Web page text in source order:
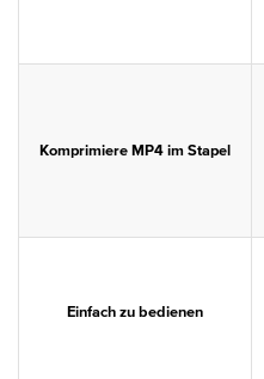
Komprimiere MP4 im Stapel
Einfach zu bedienen